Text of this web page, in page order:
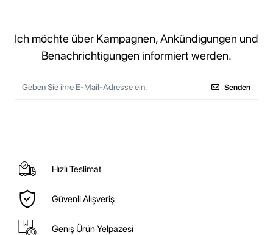
Ich möchte über Kampagnen, Ankündigungen und
Benachrichtigungen informiert werden.
Senden
Hızlı Teslimat
Güvenli Alışveriş
Geniş Ürün Yelpazesi